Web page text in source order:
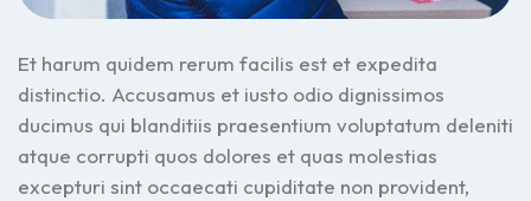
Et harum quidem rerum facilis est et expedita
distinctio. Accusamus et iusto odio dignissimos
ducimus qui blanditiis praesentium voluptatum deleniti
atque corrupti quos dolores et quas molestias
excepturi sint occaecati cupiditate non provident,